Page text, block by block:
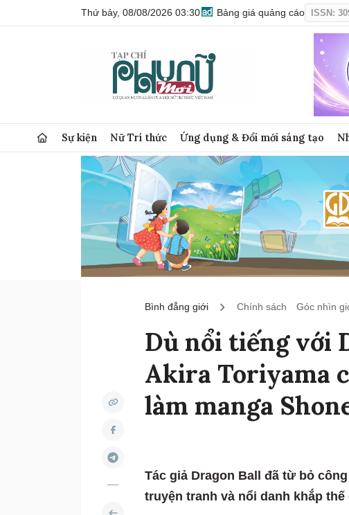
Thứ bảy, 08/08/2026 03:30 Bảng giá quảng cáo ISSN:
Sự kiện Nữ Trí thức Ứng dụng & Đổi mới sáng tạo
Bình đẳng giới Chính sách Góc nhìn
Dù nổi tiếng với
Akira Toriyama
làm manga
Tác giả Dragon Ball đã từ bỏ
truyện tranh và nổi danh khắp